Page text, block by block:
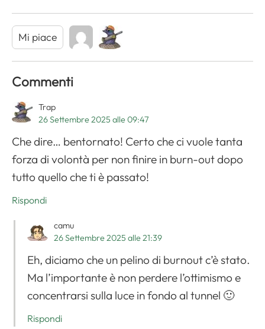
Mi piace
Commenti
Trap
26 Settembre 2025 alle 09:47
Che dire… bentornato! Certo che ci vuole tanta
forza di volontà per non finire in burn-out dopo
tutto quello che ti è passato!
Rispondi
camu
26 Settembre 2025 alle 21:39
Eh, diciamo che un pelino di burnout c’è stato.
Ma l’importante è non perdere l’ottimismo e
concentrarsi sulla luce in fondo al tunnel 🙂
Rispondi
Apri il menu di navigazione